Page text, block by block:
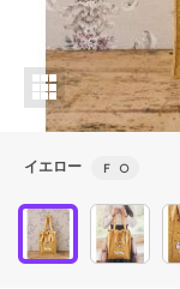
イエロー Ｆ ○